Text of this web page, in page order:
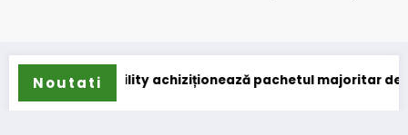
Noutatipachetul majoritar de acțiuni la Tolltickets
Windrose intră